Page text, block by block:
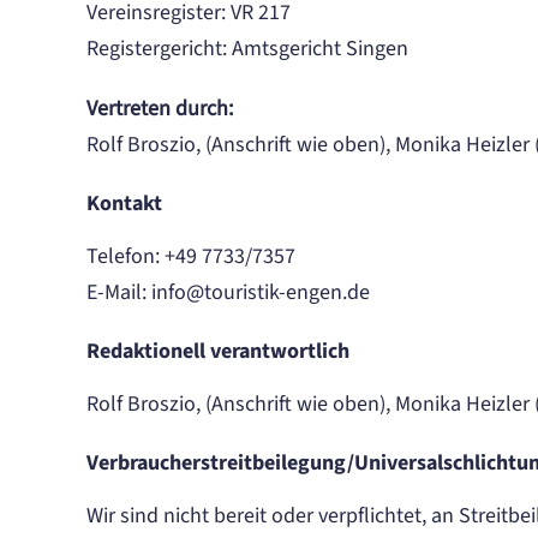
Vereinsregister: VR 217
Registergericht: Amtsgericht Singen
Vertreten durch:
Rolf Broszio, (Anschrift wie oben), Monika Heizler
Kontakt
Telefon: +49 7733/7357
E-Mail: info@touristik-engen.de
Redaktionell verantwortlich
Rolf Broszio, (Anschrift wie oben), Monika Heizler
Verbraucher­streit­beilegung/
Wir sind nicht bereit oder verpflichtet, an